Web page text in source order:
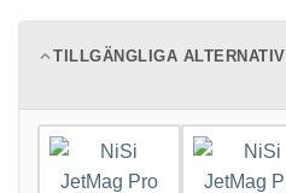
TILLGÄNGLIGA ALTERNATIV